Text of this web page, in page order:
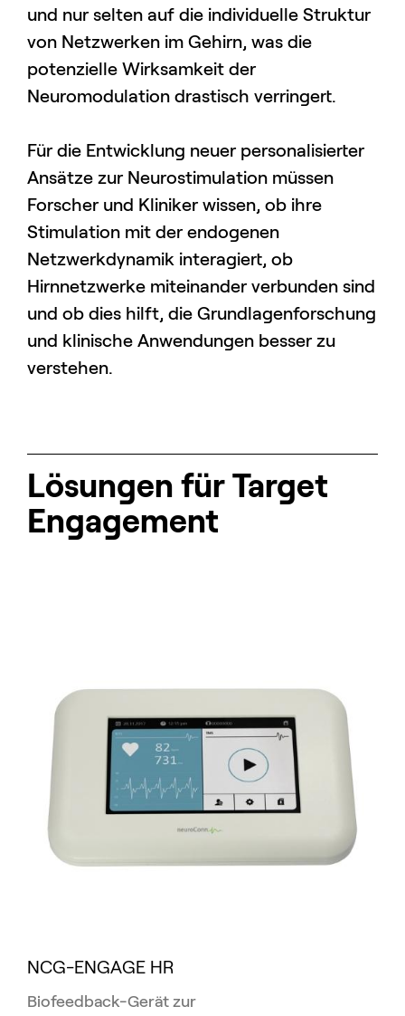
und nur selten auf die individuelle Struktur
von Netzwerken im Gehirn, was die
potenzielle Wirksamkeit der
Neuromodulation drastisch verringert.
Für die Entwicklung neuer personalisierter
Ansätze zur Neurostimulation müssen
Forscher und Kliniker wissen, ob ihre
Stimulation mit der endogenen
Netzwerkdynamik interagiert, ob
Hirnnetzwerke miteinander verbunden sind
und ob dies hilft, die Grundlagenforschung
und klinische Anwendungen besser zu
verstehen.
Lösungen für Target
Engagement
NCG-ENGAGE HR
Biofeedback-Gerät zur